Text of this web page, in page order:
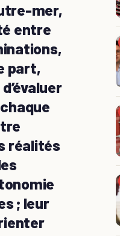
mer,
entre
part,
réalités
; leur